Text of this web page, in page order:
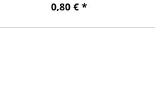
0,80 € *